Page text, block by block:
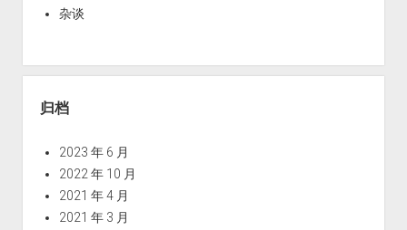
杂谈
归档
2023 年 6 月
2022 年 10 月
2021 年 4 月
2021 年 3 月